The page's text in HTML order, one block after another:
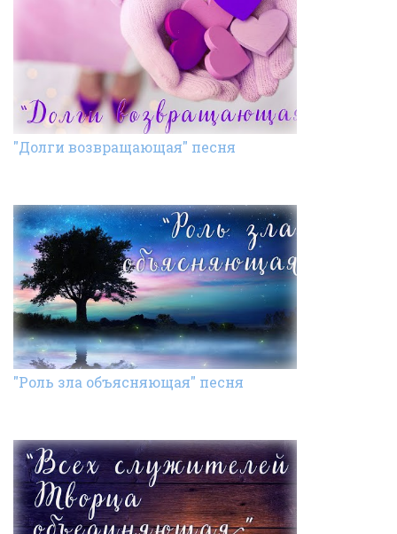
"Долги возвращающая" песня
"Роль зла объясняющая" песня